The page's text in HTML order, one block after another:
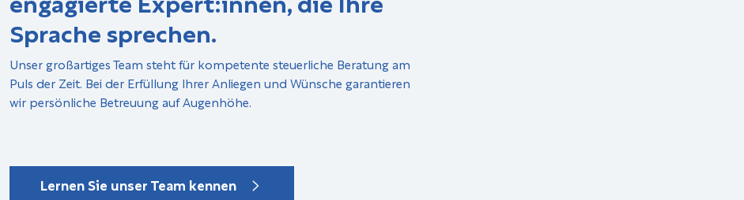
Sprache sprechen.
Unser großartiges Team steht für kompetente steuerliche Beratung am
Puls der Zeit. Bei der Erfüllung Ihrer Anliegen und Wünsche garantieren
wir persönliche Betreuung auf Augenhöhe.
Lernen Sie unser Team kennen